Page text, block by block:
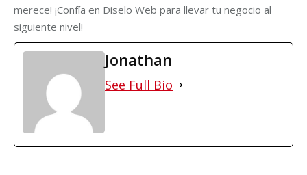
merece! ¡Confía en Diselo Web para llevar tu negocio al
siguiente nivel!
Jonathan
See Full Bio